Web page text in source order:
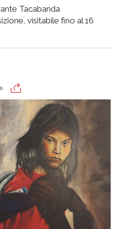
Tacabanda
visitabile fino al 16